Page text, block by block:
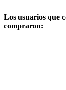
Los usuarios que
compraron: